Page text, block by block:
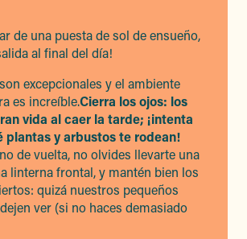
de una puesta de sol de ensueño,
al final del día!
excepcionales y el ambiente
es increíble.Cierra los ojos: los
vida al caer la tarde; ¡intenta
plantas y arbustos te rodean!
de vuelta, no olvides llevarte una
linterna frontal, y mantén bien los
quizá nuestros pequeños
ver (si no haces demasiado